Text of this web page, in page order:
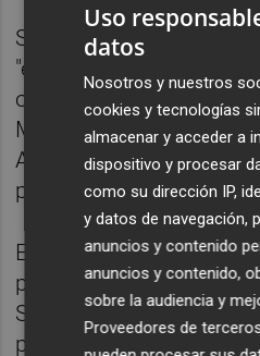
Sin embargo, la nueva
"el sistema informático
operativo en la sede
Ministerio de
Agenda Urbana desde
publicación de esta
En cualquier caso,
podrá interponer
Secretaría General de
plazo de un mes a partir
Uso
datos
Nosotros y nuestros
cookies y tecnologías
almacenar y acceder a
dispositivo y procesar
como su dirección IP,
y datos de navegación,
anuncios y contenido
anuncios y contenido,
sobre la audiencia y
Proveedores de